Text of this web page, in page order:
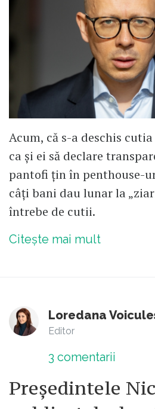
Acum, că s-a deschis
ca și ei să declare
pantofi țin în penthouse-
câți bani dau lunar la
întrebe de cutii.
Citește mai mult
Loredana
Editor
3 comentarii
Președintele